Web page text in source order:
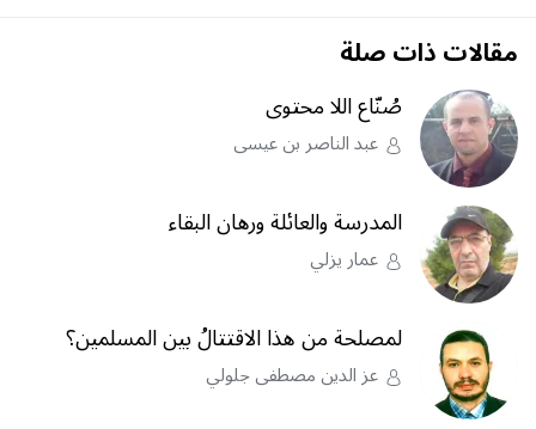
مقالات ذات صلة
صُنّاع اللا محتوى
عبد الناصر بن عيسى
المدرسة والعائلة ورهان البقاء
عمار يزلي
لمصلحة من هذا الاقتتالُ بين المسلمين؟
عز الدين مصطفى جلولي